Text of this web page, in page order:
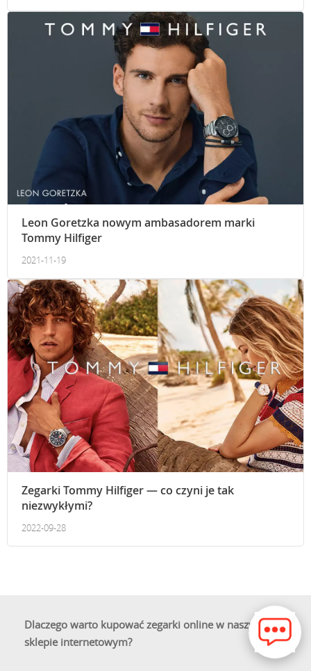
Leon Goretzka nowym ambasadorem marki
Tommy Hilfiger
2021-11-19
Zegarki Tommy Hilfiger — co czyni je tak
niezwykłymi?
2022-09-28
Dlaczego warto kupować zegarki online w naszym
sklepie internetowym?